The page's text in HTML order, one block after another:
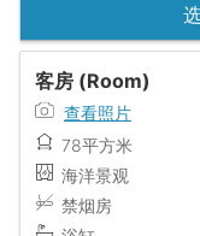
客房 (Room)
查看照片
78平方米
海洋景观
禁烟房